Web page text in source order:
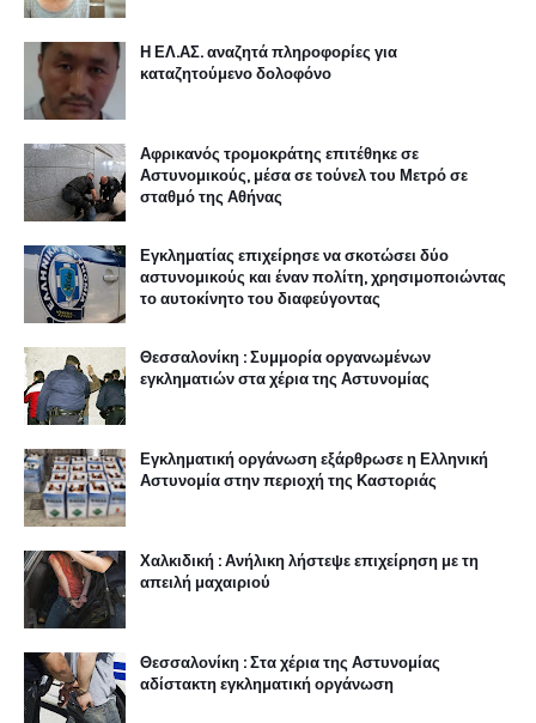
Η ΕΛ.ΑΣ. αναζητά πληροφορίες για
καταζητούμενο δολοφόνο
Αφρικανός τρομοκράτης επιτέθηκε σε
Αστυνομικούς, μέσα σε τούνελ του Μετρό σε
σταθμό της Αθήνας
Εγκληματίας επιχείρησε να σκοτώσει δύο
αστυνομικούς και έναν πολίτη, χρησιμοποιώντας
το αυτοκίνητο του διαφεύγοντας
Θεσσαλονίκη : Συμμορία οργανωμένων
εγκληματιών στα χέρια της Αστυνομίας
Εγκληματική οργάνωση εξάρθρωσε η Ελληνική
Αστυνομία στην περιοχή της Καστοριάς
Χαλκιδική : Ανήλικη λήστεψε επιχείρηση με τη
απειλή μαχαιριού
Θεσσαλονίκη : Στα χέρια της Αστυνομίας
αδίστακτη εγκληματική οργάνωση